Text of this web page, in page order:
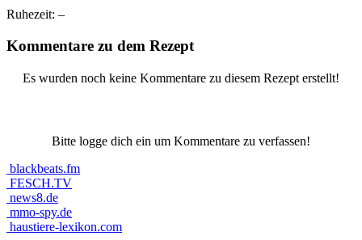
Ruhezeit: –
Kommentare zu dem Rezept
Es wurden noch keine Kommentare zu diesem Rezept erstellt!
Bitte logge dich ein um Kommentare zu verfassen!
blackbeats.fm
FESCH.TV
news8.de
mmo-spy.de
haustiere-lexikon.com